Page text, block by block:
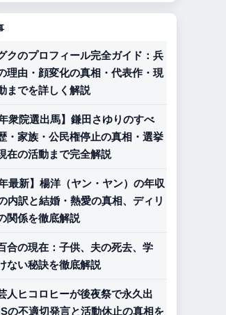
クのプロフィール完全ガイド：兵
理由・顔変化の真相・代表作・現
までを詳しく解説
年衆院選出馬】鎌田さゆりのすべ
・家族・公民権停止の真相・選挙
在の活動まで完全解説
年最新】楊洋（ヤン・ヤン）の年収
内訳と結婚・熱愛の真相、ディリ
関係を徹底解説
合の現在：子供、夫の死去、学
ない秘訣を徹底解説
人ヒコロヒーが後夜祭で永久出
の不適切発言と活動休止の真相を